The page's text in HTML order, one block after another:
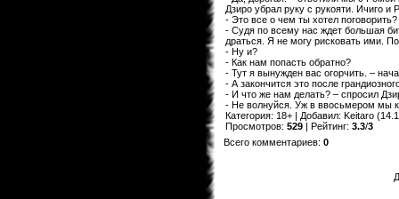
Дзиро убрал руку с рукояти. Ичиго
- Это все о чем ты хотел поговорить?
- Судя по всему нас ждет большая
драться. Я не могу рисковать ими.
- Ну и?
- Как нам попасть обратно?
- Тут я вынужден вас огорчить. –
- А закончится это после
- И что же нам делать? – спросил
- Не волнуйся. Уж в ввосьмером мы
Категория: 18+ | Добавил: Keitaro
Просмотров: 529 | Рейтинг: 3.3/3
Всего комментариев: 0